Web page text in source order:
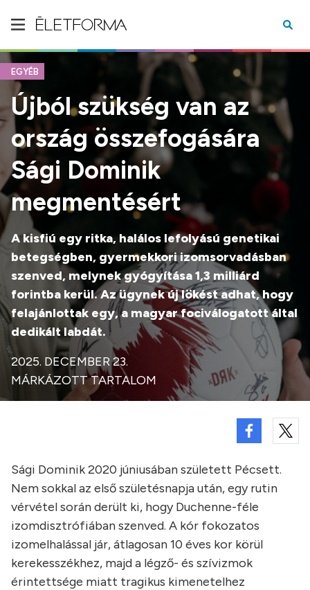
EGYÉB
Újból szükség van az
ország összefogására
Sági Dominik
megmentésért
A kisfiú egy ritka, halálos lefolyású genetikai
betegségben, gyermekkori izomsorvadásban
szenved, melynek gyógyítása 1,3 milliárd
forintba kerül. Az ügynek új lökést adhat, hogy
felajánlottak egy, a magyar fociválogatott által
dedikált labdát.
2025. DECEMBER 23.
MÁRKÁZOTT TARTALOM
Sági Dominik 2020 júniusában született Pécsett.
Nem sokkal az első születésnapja után, egy rutin
vérvétel során derült ki, hogy Duchenne-féle
izomdisztrófiában szenved. A kór fokozatos
izomelhalással jár, átlagosan 10 éves kor körül
kerekesszékhez, majd a légző- és szívizmok
érintettsége miatt tragikus kimenetelhez